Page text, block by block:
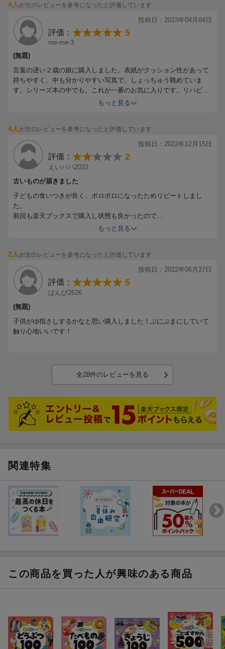
4人が次のレビューを参考になったと評価しています
投稿日：2023年04月04日
評価： 5
me-me-3
(無題)
言葉の遅い２歳の娘に購入しました。表紙がクッション性があって
持ちやすく、中も分かりやすい写真で、しょっちゅう眺めていま
す。シリーズ本の中でも、これが一番のお気に入りです。リハビリ
で来ている言語聴覚士の先生からも、良い本を用意されましたねと
もっと見る
4人が次のレビューを参考になったと評価しています
投稿日：2022年12月15日
評価： 2
えいパパ2022
古いものが届きました
子どもの食いつきが良く、ボロボロになったためリピートしまし
た。
前回も楽天ブックスで購入し状態も良かったので
今回も同じところで購入しましたが
そのためか汚れや凹みがありました。
出来るだけ早くお品が欲しかったので返品はしませんが残念でし
た。
商品の内容は☆5つです。
もっと見る
2人が次のレビューを参考になったと評価しています
投稿日：2022年06月27日
評価： 5
ばんび2626
(無題)
子供がゆ指さしするかなと思い購入しました！ぷにぶまにしていて
触り心地いいです！
全28件のレビューを見る
関連特集
この商品を買った人が興味のある商品